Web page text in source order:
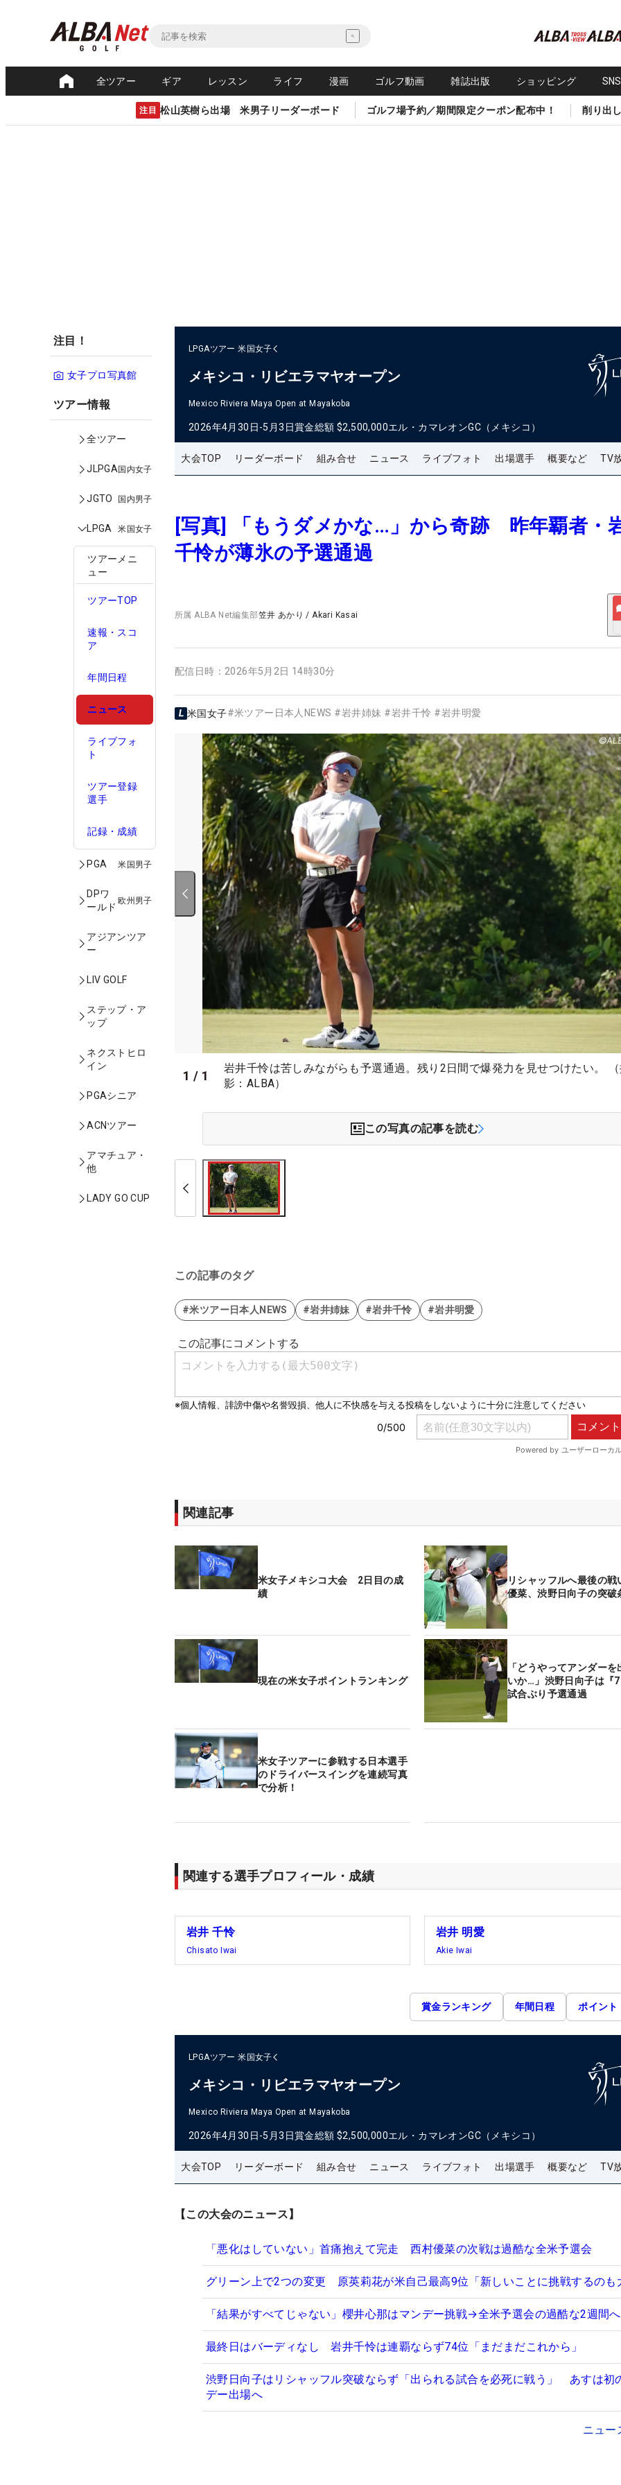
全ツアー ギア レッスン ライフ 漫画 ゴルフ動画 雑誌出版 ショッピング
注目 松山英樹ら出場 米男子リーダーボード ゴルフ場予約／期間限定クーポン配布中！ 削り出
注目！
女子プロ写真館
ツアー情報
全ツアー
JLPGA国内女子
JGTO 国内男子
LPGA 米国女子
ツアーメニ
ュー
ツアーTOP
速報・スコ
ア
年間日程
ニュース
ライブフォ
ト
ツアー登録
選手
記録・成績
PGA 米国男子
DPワ
ールド
欧州男子
アジアンツア
ー
LIV GOLF
ステップ・ア
ップ
ネクストヒロ
イン
PGAシニア
ACNツアー
アマチュア・
他
LADY GO CUP
LPGAツアー 米国女子
メキシコ・リビエラマヤオープン
Mexico Riviera Maya Open at Mayakoba
2026年4月30日-5月3日賞金総額 $2,500,000エル・カマレオンGC（メキシコ）
大会TOP リーダーボード 組み合せ ニュース ライブフォト 出場選手 概要など TV
[写真] 「もうダメかな…」から奇跡 昨年覇者・
千怜が薄氷の予選通過
所属ALBA Net編集部笠井 あかり /Akari Kasai
配信日時： 2026年5月2日 14時30分
米国女子#米ツアー日本人NEWS #岩井姉妹 #岩井千怜 #岩井明愛
1 / 1
岩井千怜は苦しみながらも予選通過。残り2日間で爆発力を見せつけたい。
影：ALBA）
この写真の記事を読む
この記事のタグ
#米ツアー日本人NEWS #岩井姉妹 #岩井千怜 #岩井明愛
関連記事
米女子メキシコ大会 2日目の成
績
リシャッフルへ最後の
優菜、渋野日向子の突破
現在の米女子ポイントランキング
「どうやってアンダー
いか…」渋野日向子は『
試合ぶり予選通過
米女子ツアーに参戦する日本選手
のドライバースイングを連続写真
で分析！
関連する選手プロフィール・成績
岩井 千怜
Chisato Iwai
岩井 明愛
Akie Iwai
賞金ランキング 年間日程 ポイント
LPGAツアー 米国女子
メキシコ・リビエラマヤオープン
Mexico Riviera Maya Open at Mayakoba
2026年4月30日-5月3日賞金総額 $2,500,000エル・カマレオンGC（メキシコ）
大会TOP リーダーボード 組み合せ ニュース ライブフォト 出場選手 概要など TV
【この大会のニュース】
「悪化はしていない」首痛抱えて完走 西村優菜の次戦は過酷な全米予選会
グリーン上で2つの変更 原英莉花が米自己最高9位「新しいことに挑戦するのも
「結果がすべてじゃない」櫻井心那はマンデー挑戦→全米予選会の過酷な2週間へ
最終日はバーディなし 岩井千怜は連覇ならず74位「まだまだこれから」
渋野日向子はリシャッフル突破ならず「出られる試合を必死に戦う」 あすは初
デー出場へ
ニュー